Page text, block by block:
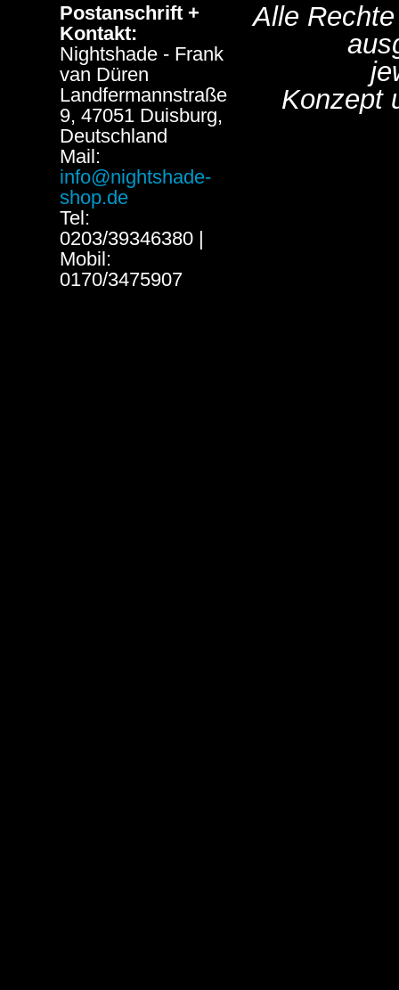
Postanschrift +
Kontakt:
Nightshade - Frank
van Düren
Landfermannstraße
9, 47051 Duisburg,
Deutschland
Mail:
info@nightshade-
shop.de
Tel:
0203/39346380 |
Mobil:
0170/3475907
Alle
Konzept